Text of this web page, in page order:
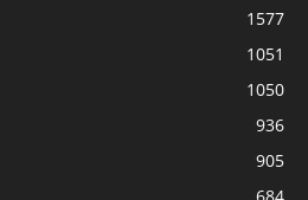
1577
1051
1050
936
905
684